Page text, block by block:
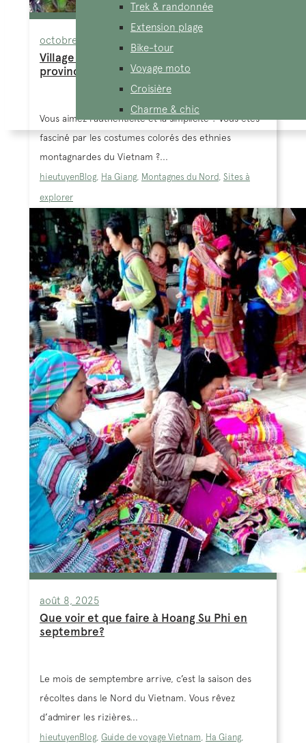
Trek & randonnée
Extension plage
Bike-tour
Voyage moto
Croisière
Charme & chic
octobre 9, 2025
Village Lo Lo Chai : le joyau caché de la
province Dong Van, Ha Giang
Vous aimez l’authenticité et la simplicité ? Vous êtes
fasciné par les costumes colorés des ethnies
montagnardes du Vietnam ?...
hieutuyenBlog Ha Giang Montagnes du Nord Sites à
explorer
août 8, 2025
Que voir et que faire à Hoang Su Phi en
septembre?
Le mois de semptembre arrive, c’est la saison des
récoltes dans le Nord du Vietnam. Vous rêvez
d’admirer les rizières...
hieutuyenBlog Guide de voyage Vietnam Ha Giang